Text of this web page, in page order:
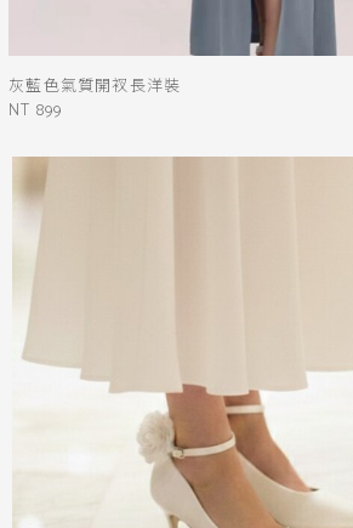
灰藍色氣質開衩長洋裝
NT 899